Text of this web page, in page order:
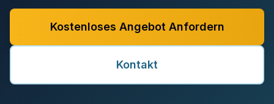
Kostenloses Angebot Anfordern
Kontakt